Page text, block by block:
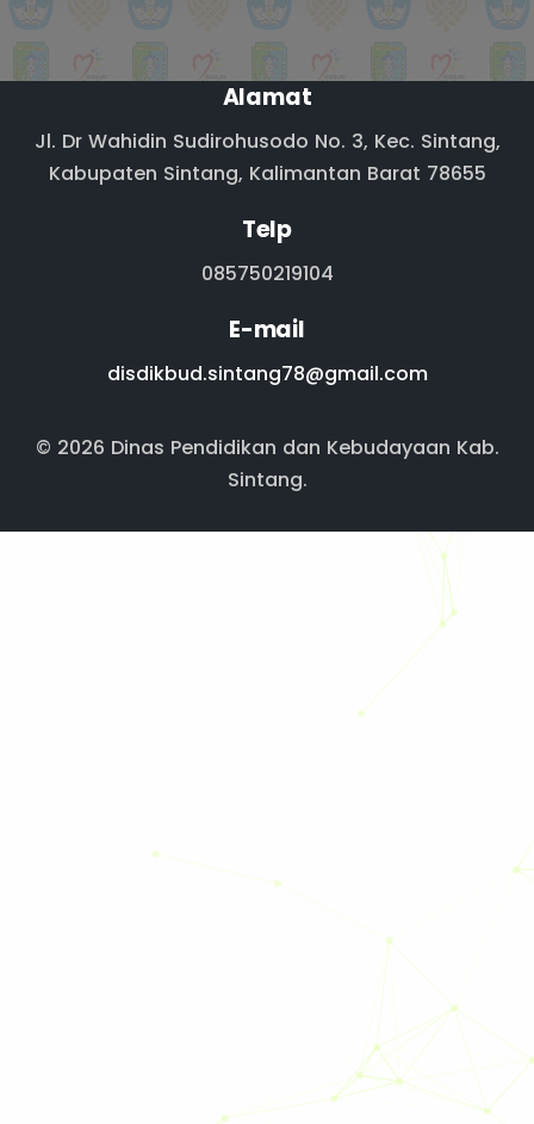
Alamat
Jl. Dr Wahidin Sudirohusodo No. 3, Kec. Sintang,
Kabupaten Sintang, Kalimantan Barat 78655
Telp
085750219104
E-mail
disdikbud.sintang78@gmail.com
© 2026 Dinas Pendidikan dan Kebudayaan Kab.
Sintang.